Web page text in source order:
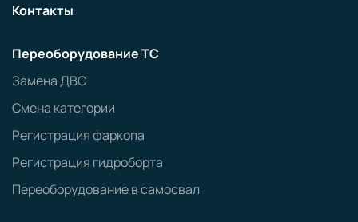
Контакты
Переоборудование ТС
Замена ДВС
Смена категории
Регистрация фаркопа
Регистрация гидроборта
Переоборудование в самосвал